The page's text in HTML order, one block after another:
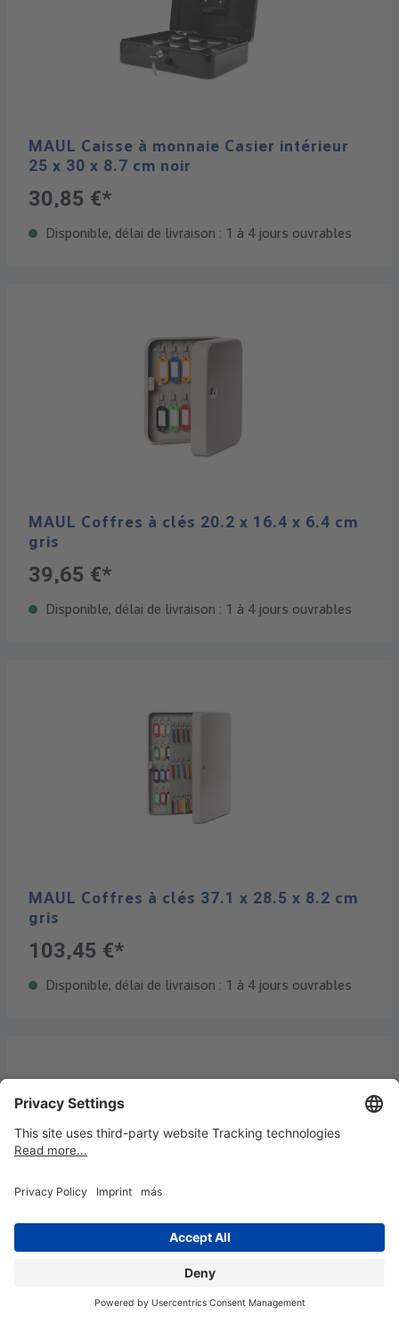
MAUL Caisse à monnaie Casier intérieur
25 x 30 x 8.7 cm noir
30,85 €*
Disponible, délai de livraison : 1 à 4 jours ouvrables
MAUL Coffres à clés 20.2 x 16.4 x 6.4 cm
gris
39,65 €*
Disponible, délai de livraison : 1 à 4 jours ouvrables
MAUL Coffres à clés 37.1 x 28.5 x 8.2 cm
gris
103,45 €*
Disponible, délai de livraison : 1 à 4 jours ouvrables
MAUL Caisse à monnaie Casier intérieur